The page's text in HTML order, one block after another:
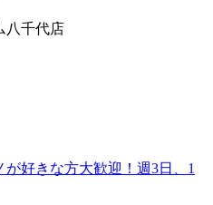
八千代店
が好きな方大歓迎！週3日、1